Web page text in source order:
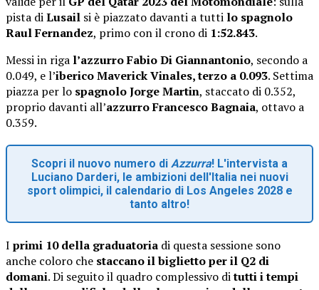
pista diLusail si è piazzato davanti a tutti lo spagnolo
Raul Fernandez, primo con il crono di 1:52.843.
Messi in riga l’azzurro Fabio Di Giannantonio, secondo a
0.049, e l’ibericoMaverick Vinales, terzo a 0.093. Settima
piazza per lo spagnolo Jorge Martin, staccato di 0.352,
proprio davanti all’azzurro Francesco Bagnaia, ottavo a
0.359.
Scopri il nuovo numero di Azzurra! L'intervista a
Luciano Darderi, le ambizioni dell'Italia nei nuovi
sport olimpici, il calendario di Los Angeles 2028 e
tanto altro!
I primi 10 della graduatoria di questa sessione sono
anche coloro che staccano il biglietto per il Q2 di
domani. Di seguito il quadro complessivo ditutti i tempi